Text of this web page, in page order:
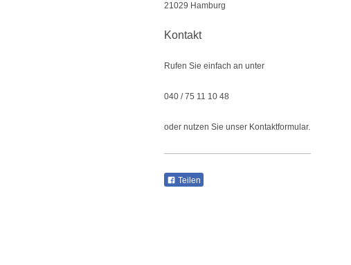
21029 Hamburg
Kontakt
Rufen Sie einfach an unter
040 / 75 11 10 48
oder nutzen Sie unser Kontaktformular.
Teilen